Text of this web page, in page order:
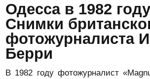
Одесса в 1982
Снимки
фотожурналиста
Берри
В 1982 году фотожурналист